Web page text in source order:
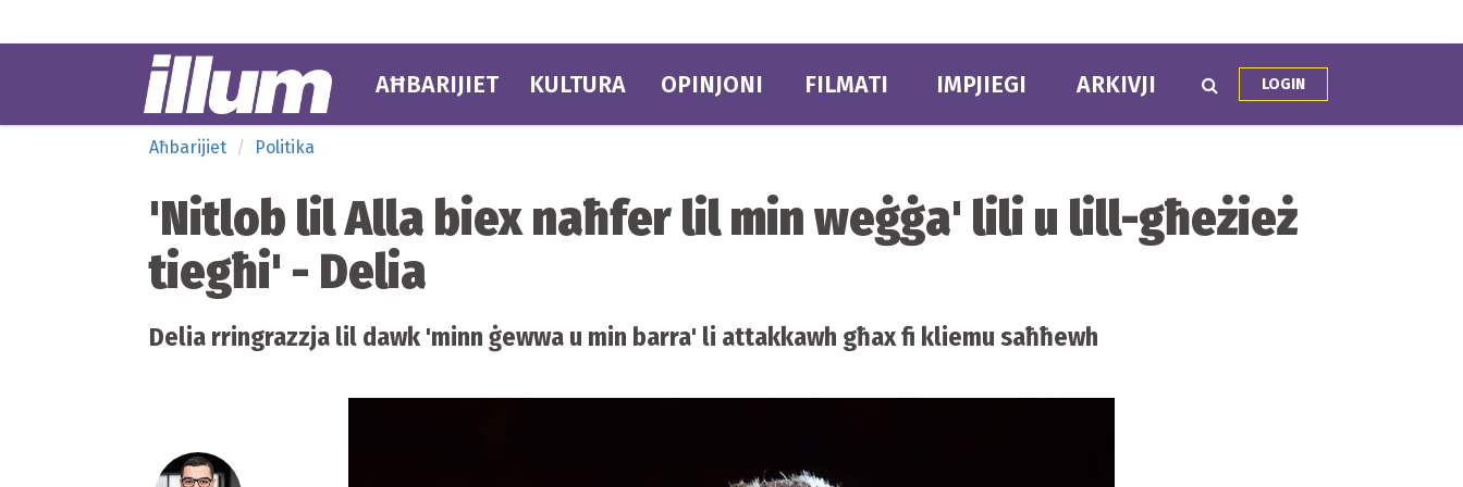
AĦBARIJIET KULTURA OPINJONI FILMATI IMPJIEGI ARKIVJI LOGIN
Aħbarijiet Politika
'Nitlob lil Alla biex naħfer lil min weġġa' lili u lill-għeżież
tiegħi' - Delia
Delia rringrazzja lil dawk 'minn ġewwa u min barra' li attakkawh għax fi kliemu saħħewh